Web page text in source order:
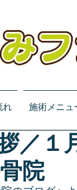
れ 施術メニュ
／１
院